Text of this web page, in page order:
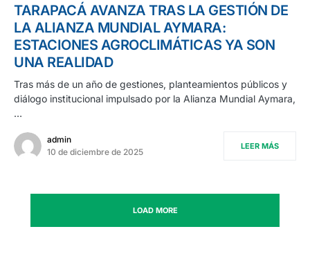
TARAPACÁ AVANZA TRAS LA GESTIÓN DE
LA ALIANZA MUNDIAL AYMARA:
ESTACIONES AGROCLIMÁTICAS YA SON
UNA REALIDAD
Tras más de un año de gestiones, planteamientos públicos y
diálogo institucional impulsado por la Alianza Mundial Aymara,
…
admin
10 de diciembre de 2025
LEER MÁS
LOAD MORE